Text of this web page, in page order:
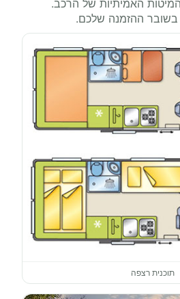
האמיתיות של הרכב.
בשובר ההזמנה שלכם.
תוכנית רצפה